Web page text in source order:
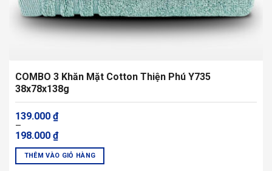
COMBO 3 Khăn Mặt Cotton Thiện Phú Y735
38x78x138g
139.000 ₫
–
198.000 ₫
Khoảng
giá:
từ
139.000 ₫
đến
198.000 ₫
THÊM VÀO GIỎ HÀNG